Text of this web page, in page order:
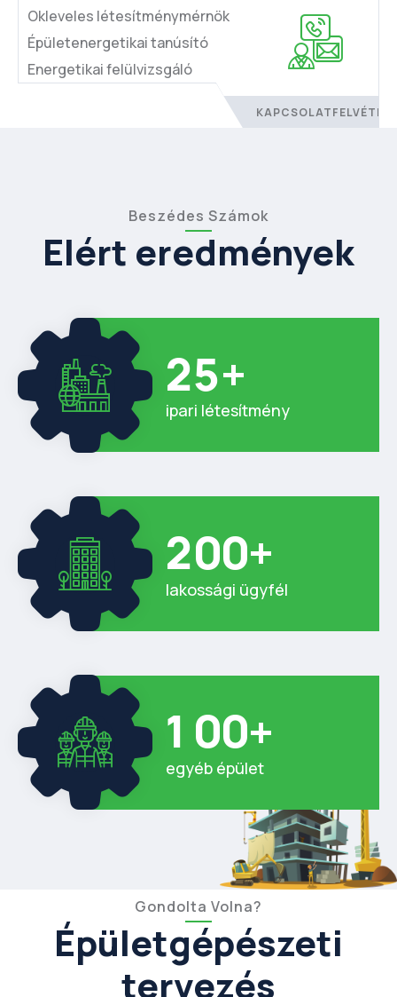
Okleveles létesítménymérnök
Épületenergetikai tanúsító
Energetikai felülvizsgáló
KAPCSOLATFELVÉTEL
Beszédes Számok
Elért eredmények
25+
ipari létesítmény
200+
lakossági ügyfél
1 00+
egyéb épület
Gondolta Volna?
Épületgépészeti
tervezés